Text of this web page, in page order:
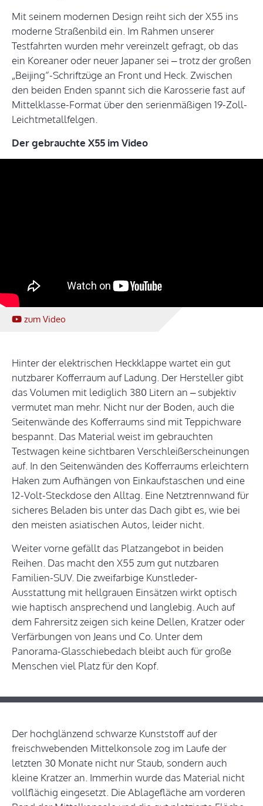
Mit seinem modernen Design reiht sich der X55 ins
moderne Straßenbild ein. Im Rahmen unserer
Testfahrten wurden mehr vereinzelt gefragt, ob das
ein Koreaner oder neuer Japaner sei – trotz der großen
„Beijing“-Schriftzüge an Front und Heck. Zwischen
den beiden Enden spannt sich die Karosserie fast auf
Mittelklasse-Format über den serienmäßigen 19-Zoll-
Leichtmetallfelgen.
Der gebrauchte X55 im Video
zum Video
Hinter der elektrischen Heckklappe wartet ein gut
nutzbarer Kofferraum auf Ladung. Der Hersteller gibt
das Volumen mit lediglich 380 Litern an – subjektiv
vermutet man mehr. Nicht nur der Boden, auch die
Seitenwände des Kofferraums sind mit Teppichware
bespannt. Das Material weist im gebrauchten
Testwagen keine sichtbaren Verschleißerscheinungen
auf. In den Seitenwänden des Kofferraums erleichtern
Haken zum Aufhängen von Einkaufstaschen und eine
12-Volt-Steckdose den Alltag. Eine Netztrennwand für
sicheres Beladen bis unter das Dach gibt es, wie bei
den meisten asiatischen Autos, leider nicht.
Weiter vorne gefällt das Platzangebot in beiden
Reihen. Das macht den X55 zum gut nutzbaren
Familien-SUV. Die zweifarbige Kunstleder-
Ausstattung mit hellgrauen Einsätzen wirkt optisch
wie haptisch ansprechend und langlebig. Auch auf
dem Fahrersitz zeigen sich keine Dellen, Kratzer oder
Verfärbungen von Jeans und Co. Unter dem
Panorama-Glasschiebedach bleibt auch für große
Menschen viel Platz für den Kopf.
Der hochglänzend schwarze Kunststoff auf der
freischwebenden Mittelkonsole zog im Laufe der
letzten 30 Monate nicht nur Staub, sondern auch
kleine Kratzer an. Immerhin wurde das Material nicht
vollflächig eingesetzt. Die Ablagefläche am vorderen